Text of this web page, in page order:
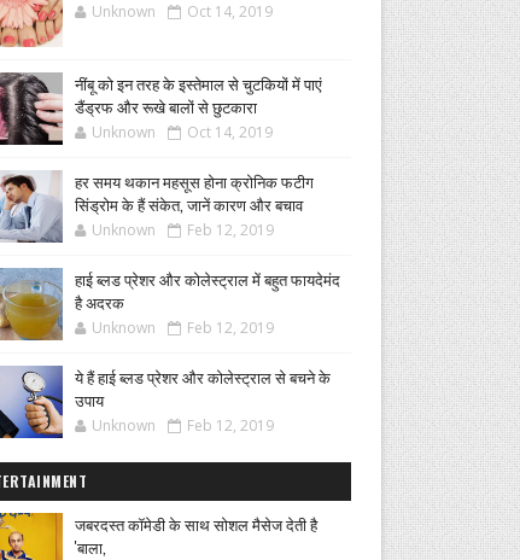
Unknown Oct 14, 2019
नींबू को इन तरह के इस्तेमाल से चुटकियों में पाएं
डैंड्रफ और रूखे बालों से छुटकारा
Unknown Oct 14, 2019
हर समय थकान महसूस होना क्रोनिक फटीग
सिंड्रोम के हैं संकेत, जानें कारण और बचाव
Unknown Feb 12, 2019
हाई ब्लड प्रेशर और कोलेस्ट्राल में बहुत फायदेमंद
है अदरक
Unknown Feb 12, 2019
ये हैं हाई ब्लड प्रेशर और कोलेस्ट्राल से बचने के
उपाय
Unknown Feb 12, 2019
जबरदस्त कॉमेडी के साथ सोशल मैसेज देती है
'बाला,